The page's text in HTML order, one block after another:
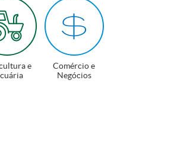
e
Comércio e
Negócios